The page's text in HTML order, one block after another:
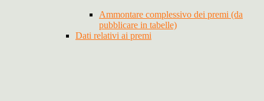
Ammontare complessivo dei premi (da
pubblicare in tabelle)
Dati relativi ai premi